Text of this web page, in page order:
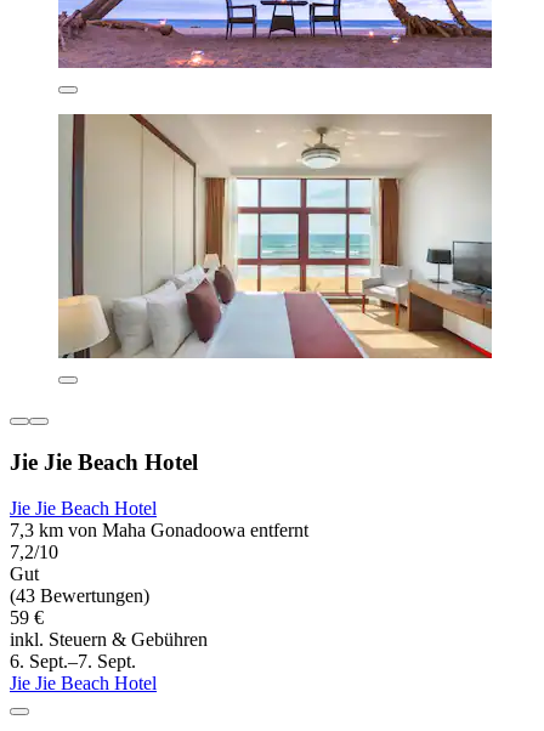
Jie Jie Beach Hotel
Jie Jie Beach Hotel
7,3 km von Maha Gonadoowa entfernt
7,2/10
Gut
(43 Bewertungen)
59 €
inkl. Steuern & Gebühren
6. Sept.–7. Sept.
Jie Jie Beach Hotel